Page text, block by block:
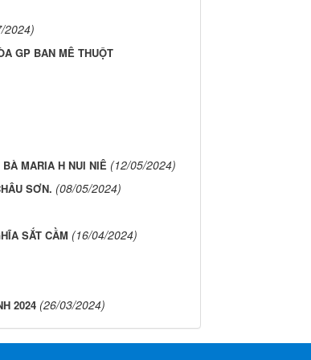
2024)
GP BAN MÊ THUỘT
MARIA H NUI NIÊ (12/05/2024)
SƠN. (08/05/2024)
SẮT CẦM (16/04/2024)
2024 (26/03/2024)